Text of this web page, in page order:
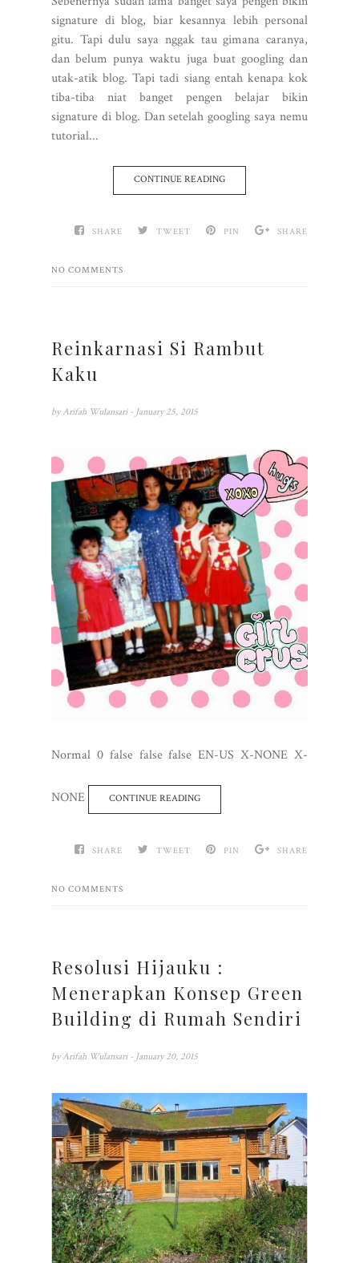
signature di blog, biar kesannya lebih personal
gitu. Tapi dulu saya nggak tau gimana caranya,
dan belum punya waktu juga buat googling dan
utak-atik blog. Tapi tadi siang entah kenapa kok
tiba-tiba niat banget pengen belajar bikin
signature di blog. Dan setelah googling saya nemu
tutorial...
CONTINUE READING
SHARE TWEET PIN SHARE
NO COMMENTS
Reinkarnasi Si Rambut
Kaku
by Arifah Wulansari - January 25, 2015
Normal 0 false false false EN-US X-NONE X-
NONE CONTINUE READING
SHARE TWEET PIN SHARE
NO COMMENTS
Resolusi Hijauku :
Menerapkan Konsep Green
Building di Rumah Sendiri
by Arifah Wulansari - January 20, 2015